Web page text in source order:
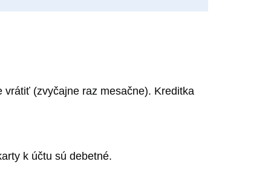
(zvyčajne raz mesačne). Kreditka
k účtu sú debetné.